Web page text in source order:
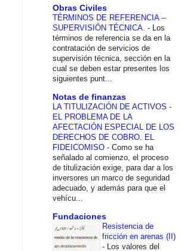
Obras Civiles
TÉRMINOS DE REFERENCIA –
SUPERVISIÓN TÉCNICA. -
Los
términos de referencia se da en la
contratación de servicios de
supervisión técnica, sección en la
cual se deben estar presentes los
siguientes punt...
Notas de finanzas
LA TITULIZACIÓN DE ACTIVOS -
EL PROBLEMA DE LA
AFECTACIÓN ESPECIAL DE LOS
DERECHOS DE COBRO. EL
FIDEICOMISO - Como se ha
señalado al comienzo, el proceso
de titulización exige, para dar a los
inversores un marco de seguridad
adecuado, y además para que el
vehícu...
Fundaciones
Resistencia de
fricción en arenas (II)
-
Los valores del